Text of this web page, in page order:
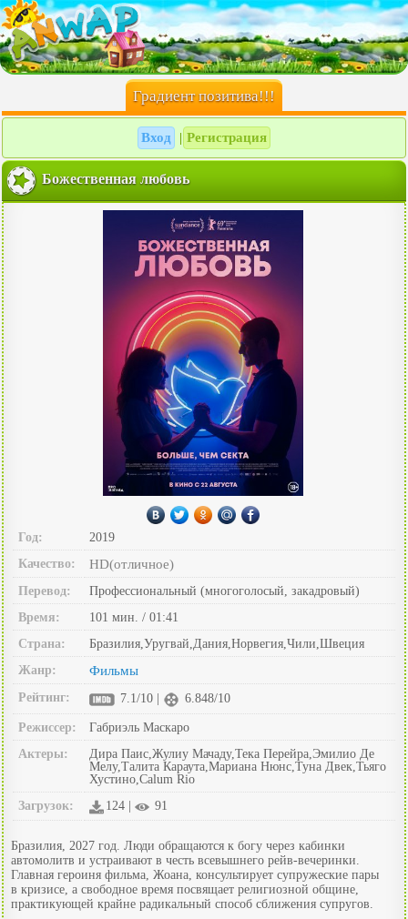
Градиент позитива!!!
Вход Регистрация
Божественная любовь
Год:
2019
Качество:
HD(отличное)
Перевод:
Профессиональный (многоголосый, закадровый)
Время:
101 мин. / 01:41
Страна:
Бразилия,Уругвай,Дания,Норвегия,Чили,Швеция
Жанр:
Фильмы
Рейтинг: 7.1/10 | 6.848/10
Режиссер:
Габриэль Маскаро
Актеры:
Дира Паис,Жулиу Мачаду,Тека Перейра,Эмилио Де
Мелу,Талита Караута,Мариана Нюнс,Туна Двек,Тьяго
Хустино,Calum Rio
Загрузок:
124 | 91
Бразилия, 2027 год. Люди обращаются к богу через кабинки
автомолитв и устраивают в честь всевышнего рейв-вечеринки.
Главная героиня фильма, Жоана, консультирует супружеские пары
в кризисе, а свободное время посвящает религиозной общине,
практикующей крайне радикальный способ сближения супругов.